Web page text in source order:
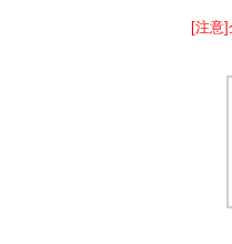
[注意]